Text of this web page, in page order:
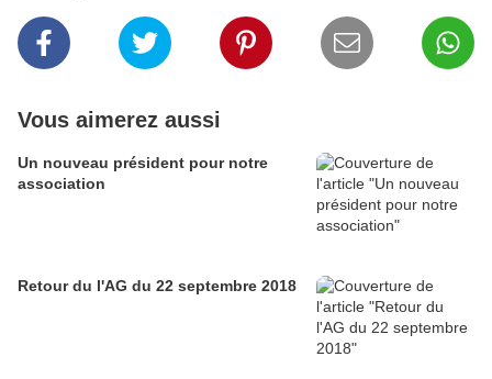
Vous aimerez aussi
Un nouveau président pour notre
association
Retour du l'AG du 22 septembre 2018